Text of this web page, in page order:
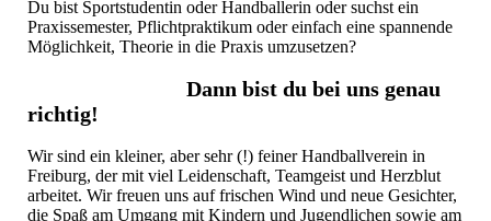
Du bist Sportstudentin oder Handballerin oder suchst ein
Praxissemester, Pflichtpraktikum oder einfach eine spannende
Möglichkeit, Theorie in die Praxis umzusetzen?
Dann bist du bei uns genau
richtig!
Wir sind ein kleiner, aber sehr (!) feiner Handballverein in
Freiburg, der mit viel Leidenschaft, Teamgeist und Herzblut
arbeitet. Wir freuen uns auf frischen Wind und neue Gesichter,
die Spaß am Umgang mit Kindern und Jugendlichen sowie am